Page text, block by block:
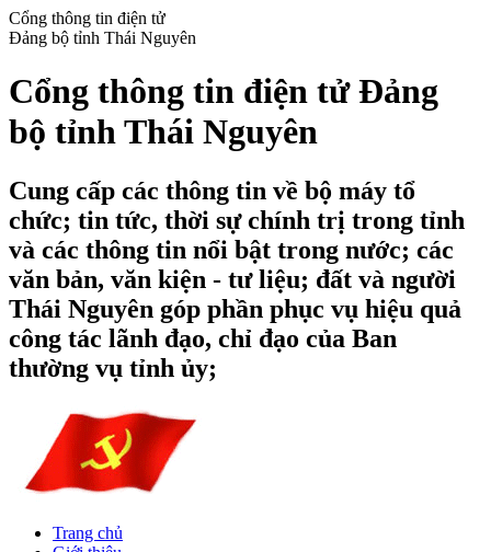
Cổng thông tin điện tử
Đảng bộ tỉnh Thái Nguyên
Cổng thông tin điện tử Đảng
bộ tỉnh Thái Nguyên
Cung cấp các thông tin về bộ máy tổ
chức; tin tức, thời sự chính trị trong tỉnh
và các thông tin nổi bật trong nước; các
văn bản, văn kiện - tư liệu; đất và người
Thái Nguyên góp phần phục vụ hiệu quả
công tác lãnh đạo, chỉ đạo của Ban
thường vụ tỉnh ủy;
Trang chủ